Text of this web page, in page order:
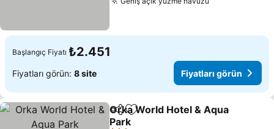
Başlangıç Fiyatı ₺2.451
Fiyatları görün: 8 site Fiyatları görün
PaylaşFavorilerime ekle
Orka World Hotel & Aqua
Park